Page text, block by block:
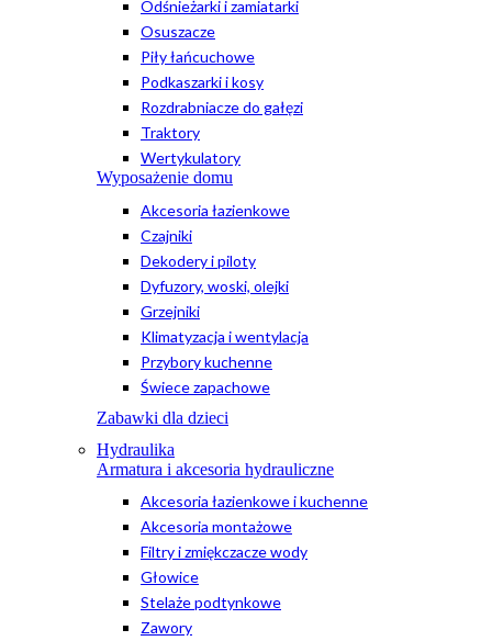
Odśnieżarki i zamiatarki
Osuszacze
Piły łańcuchowe
Podkaszarki i kosy
Rozdrabniacze do gałęzi
Traktory
Wertykulatory
Wyposażenie domu
Akcesoria łazienkowe
Czajniki
Dekodery i piloty
Dyfuzory, woski, olejki
Grzejniki
Klimatyzacja i wentylacja
Przybory kuchenne
Świece zapachowe
Zabawki dla dzieci
Hydraulika
Armatura i akcesoria hydrauliczne
Akcesoria łazienkowe i kuchenne
Akcesoria montażowe
Filtry i zmiękczacze wody
Głowice
Stelaże podtynkowe
Zawory